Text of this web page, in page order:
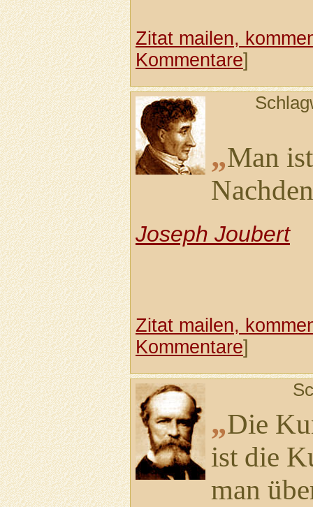
Zitat mailen,
Kommentare]
„Man
Joseph Joubert
Zitat mailen,
Kommentare]
„Die
ist die
man